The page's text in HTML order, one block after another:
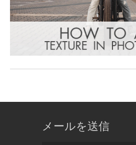
メールを送信